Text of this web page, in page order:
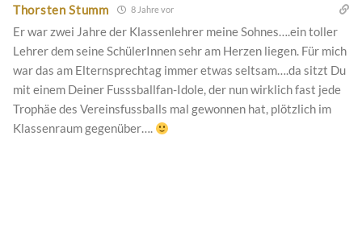
Thorsten Stumm 8 Jahre vor
Er war zwei Jahre der Klassenlehrer meine Sohnes….ein toller
Lehrer dem seine SchülerInnen sehr am Herzen liegen. Für mich
war das am Elternsprechtag immer etwas seltsam….da sitzt Du
mit einem Deiner Fusssballfan-Idole, der nun wirklich fast jede
Trophäe des Vereinsfussballs mal gewonnen hat, plötzlich im
Klassenraum gegenüber….